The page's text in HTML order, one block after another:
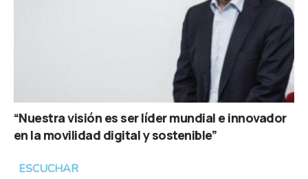
“Nuestra visión es ser líder mundial e innovador
en la movilidad digital y sostenible”
ESCUCHAR